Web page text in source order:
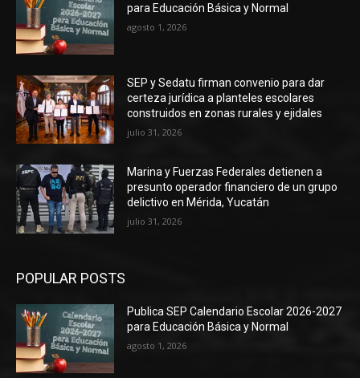
para Educación Básica y Normal
agosto 1, 2026
SEP y Sedatu firman convenio para dar
certeza jurídica a planteles escolares
construidos en zonas rurales y ejidales
julio 31, 2026
Marina y Fuerzas Federales detienen a
presunto operador financiero de un grupo
delictivo en Mérida, Yucatán
julio 31, 2026
POPULAR POSTS
Publica SEP Calendario Escolar 2026-2027
para Educación Básica y Normal
agosto 1, 2026